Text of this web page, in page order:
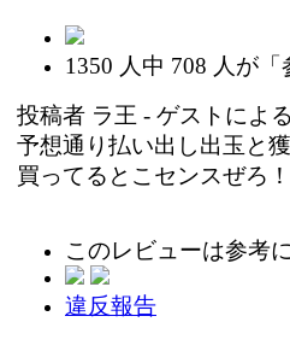
1350 人中 708 人が
投稿者 ラ王 - ゲストによ
予想通り払い出し出玉と
買ってるとこセンスぜろ！
このレビューは参考
違反報告